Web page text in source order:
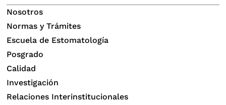
Nosotros
Normas y Trámites
Escuela de Estomatología
Posgrado
Calidad
Investigación
Relaciones Interinstitucionales